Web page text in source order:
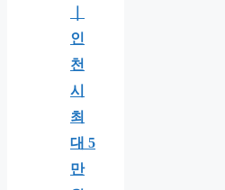
인
천
시
최
대 5
만